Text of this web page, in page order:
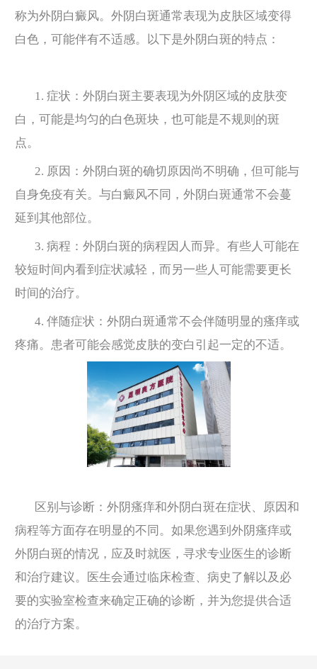
称为外阴白癜风。外阴白斑通常表现为皮肤区域变得
白色，可能伴有不适感。以下是外阴白斑的特点：
1. 症状：外阴白斑主要表现为外阴区域的皮肤变
白，可能是均匀的白色斑块，也可能是不规则的斑
点。
2. 原因：外阴白斑的确切原因尚不明确，但可能与
自身免疫有关。与白癜风不同，外阴白斑通常不会蔓
延到其他部位。
3. 病程：外阴白斑的病程因人而异。有些人可能在
较短时间内看到症状减轻，而另一些人可能需要更长
时间的治疗。
4. 伴随症状：外阴白斑通常不会伴随明显的瘙痒或
疼痛。患者可能会感觉皮肤的变白引起一定的不适。
区别与诊断：外阴瘙痒和外阴白斑在症状、原因和
病程等方面存在明显的不同。如果您遇到外阴瘙痒或
外阴白斑的情况，应及时就医，寻求专业医生的诊断
和治疗建议。医生会通过临床检查、病史了解以及必
要的实验室检查来确定正确的诊断，并为您提供合适
的治疗方案。